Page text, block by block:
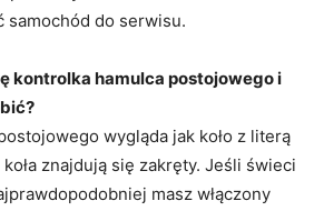
samochód do serwisu.
kontrolka hamulca postojowego i
wygląda jak koło z literą
znajdują się zakręty. Jeśli świeci
masz włączony